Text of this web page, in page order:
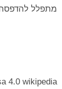
מתפלל להדפסה
4.0 wikipedia